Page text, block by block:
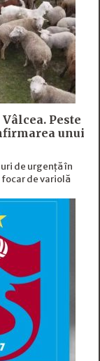
Peste
unui
de urgență în
de variolă